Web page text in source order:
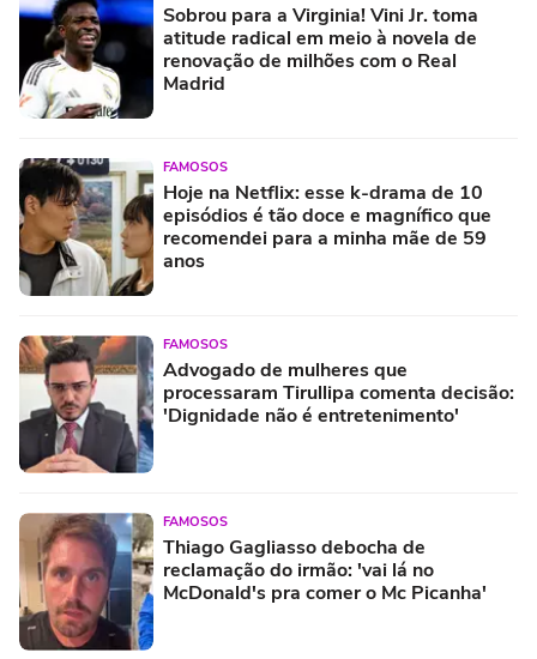
Sobrou para a Virginia! Vini Jr. toma
atitude radical em meio à novela de
renovação de milhões com o Real
Madrid
FAMOSOS
Hoje na Netflix: esse k-drama de 10
episódios é tão doce e magnífico que
recomendei para a minha mãe de 59
anos
FAMOSOS
Advogado de mulheres que
processaram Tirullipa comenta decisão:
'Dignidade não é entretenimento'
FAMOSOS
Thiago Gagliasso debocha de
reclamação do irmão: 'vai lá no
McDonald's pra comer o Mc Picanha'